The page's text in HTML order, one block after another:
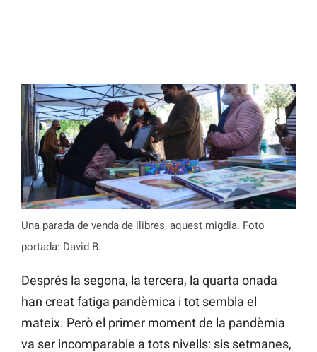
Una parada de venda de llibres, aquest migdia. Foto
portada: David B.
Després la segona, la tercera, la quarta onada
han creat fatiga pandèmica i tot sembla el
mateix. Però el primer moment de la pandèmia
va ser incomparable a tots nivells: sis setmanes,